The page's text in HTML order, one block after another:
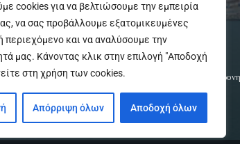
cookies για να βελτιώσουμε την εμπειρία
να σας προβάλλουμε εξατομικευμένες
περιεχόμενο και να αναλύσουμε την
μας. Κάνοντας κλικ στην επιλογή "Αποδοχή
στη χρήση των cookies.
Απόρριψη όλων Αποδοχή όλων
To IPreveza.gr είναι μια